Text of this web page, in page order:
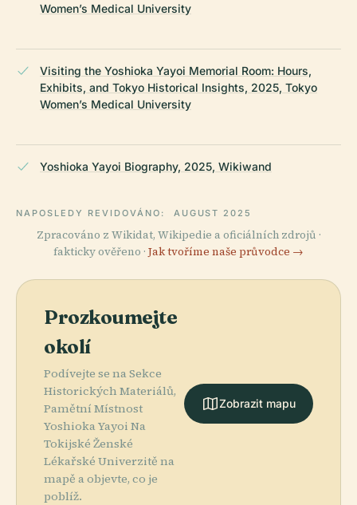
Women’s Medical University
Visiting the Yoshioka Yayoi Memorial Room: Hours,
Exhibits, and Tokyo Historical Insights, 2025, Tokyo
Women’s Medical University
Yoshioka Yayoi Biography, 2025, Wikiwand
NAPOSLEDY REVIDOVÁNO: AUGUST 2025
Zpracováno z Wikidat, Wikipedie a oficiálních zdrojů ·
fakticky ověřeno · Jak tvoříme naše průvodce →
Prozkoumejte
okolí
Podívejte se na Sekce
Historických Materiálů,
Pamětní Místnost
Yoshioka Yayoi Na
Tokijské Ženské
Lékařské Univerzitě na
mapě a objevte, co je
poblíž.
Zobrazit mapu